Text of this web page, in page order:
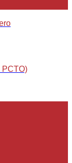
PCTO)